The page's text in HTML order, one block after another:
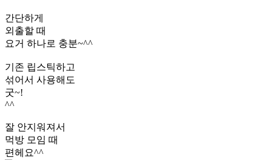
간단하게
외출할 때
요거 하나로 충분~^^
기존 립스틱하고
섞어서 사용해도
굿~!
^^
잘 안지워져서
먹방 모임 때
편헤요^^